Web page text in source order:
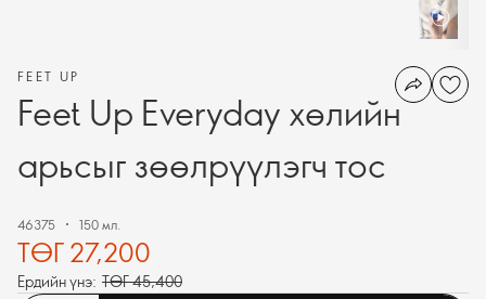
FEET UP
Feet Up Everyday хөлийн
арьсыг зөөлрүүлэгч тос
46375 150 мл.
ТӨГ 27,200
Ердийн үнэ: ТӨГ 45,400